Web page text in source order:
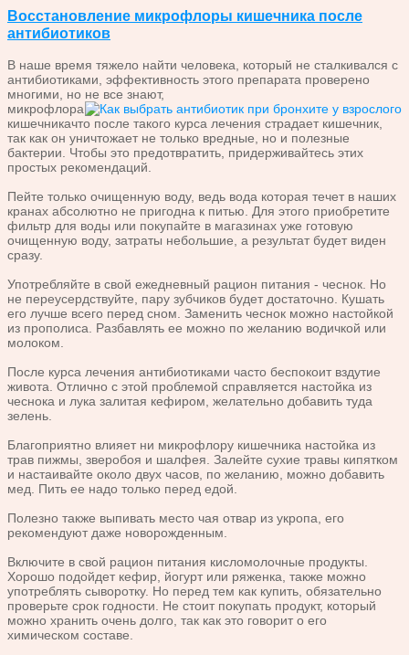
Восстановление микрофлоры кишечника после
антибиотиков
В наше время тяжело найти человека, который не сталкивался с
антибиотиками, эффективность этого препарата проверено
многими, но не все знают,
микрофлора
кишечникачто после такого курса лечения страдает кишечник,
так как он уничтожает не только вредные, но и полезные
бактерии. Чтобы это предотвратить, придерживайтесь этих
простых рекомендаций.
Пейте только очищенную воду, ведь вода которая течет в наших
кранах абсолютно не пригодна к питью. Для этого приобретите
фильтр для воды или покупайте в магазинах уже готовую
очищенную воду, затраты небольшие, а результат будет виден
сразу.
Употребляйте в свой ежедневный рацион питания - чеснок. Но
не переусердствуйте, пару зубчиков будет достаточно. Кушать
его лучше всего перед сном. Заменить чеснок можно настойкой
из прополиса. Разбавлять ее можно по желанию водичкой или
молоком.
После курса лечения антибиотиками часто беспокоит вздутие
живота. Отлично с этой проблемой справляется настойка из
чеснока и лука залитая кефиром, желательно добавить туда
зелень.
Благоприятно влияет ни микрофлору кишечника настойка из
трав пижмы, зверобоя и шалфея. Залейте сухие травы кипятком
и настаивайте около двух часов, по желанию, можно добавить
мед. Пить ее надо только перед едой.
Полезно также выпивать место чая отвар из укропа, его
рекомендуют даже новорожденным.
Включите в свой рацион питания кисломолочные продукты.
Хорошо подойдет кефир, йогурт или ряженка, также можно
употреблять сыворотку. Но перед тем как купить, обязательно
проверьте срок годности. Не стоит покупать продукт, который
можно хранить очень долго, так как это говорит о его
химическом составе.